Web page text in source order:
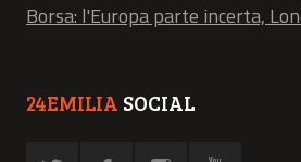
Borsa: l'Europa parte incerta,
24EMILIA SOCIAL